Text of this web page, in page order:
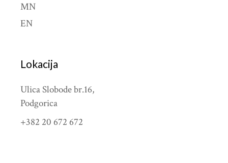
MN
EN
Lokacija
Ulica Slobode br.16,
Podgorica
+382 20 672 672